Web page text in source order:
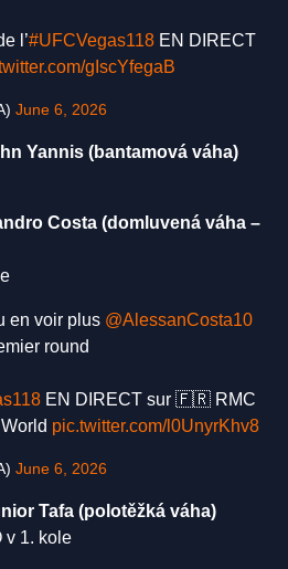
l’#UFCVegas118 EN DIRECT
gIscYfegaB
June 6, 2026
Yannis (bantamová váha)
Costa (domluvená váha –
en voir plus @AlessanCosta10
round
EN DIRECT sur 🇫🇷 RMC
pic.twitter.com/l0UnyrKhv8
June 6, 2026
Tafa (polotěžká váha)
v 1. kole